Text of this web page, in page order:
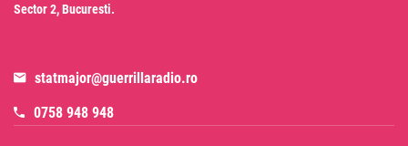
Sector 2, Bucuresti.
statmajor@guerrillaradio.ro
0758 948 948